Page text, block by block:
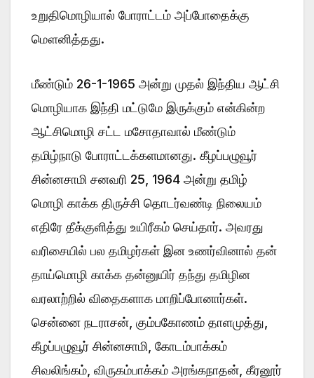
உறுதிமொழியால் போராட்டம் அப்போதைக்கு
மௌனித்தது.
மீண்டும் 26-1-1965 அன்று முதல் இந்திய ஆட்சி
மொழியாக இந்தி மட்டுமே இருக்கும் என்கின்ற
ஆட்சிமொழி சட்ட மசோதாவால் மீண்டும்
தமிழ்நாடு போராட்டக்களமானது. கீழப்பழுவூர்
சின்னசாமி சனவரி 25, 1964 அன்று தமிழ்
மொழி காக்க திருச்சி தொடர்வண்டி நிலையம்
எதிரே தீக்குளித்து உயிரீகம் செய்தார். அவரது
வரிசையில் பல தமிழர்கள் இன உணர்வினால் தன்
தாய்மொழி காக்க தன்னுயிர் தந்து தமிழின
வரலாற்றில் விதைகளாக மாறிப்போனார்கள்.
சென்னை நடராசன், கும்பகோணம் தாளமுத்து,
கீழப்பழுவூர் சின்னசாமி, கோடம்பாக்கம்
சிவலிங்கம், விருகம்பாக்கம் அரங்கநாதன், கீரனூர்